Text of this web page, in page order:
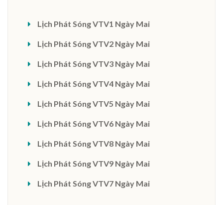
Lịch Phát Sóng VTV1 Ngày Mai
Lịch Phát Sóng VTV2 Ngày Mai
Lịch Phát Sóng VTV3 Ngày Mai
Lịch Phát Sóng VTV4 Ngày Mai
Lịch Phát Sóng VTV5 Ngày Mai
Lịch Phát Sóng VTV6 Ngày Mai
Lịch Phát Sóng VTV8 Ngày Mai
Lịch Phát Sóng VTV9 Ngày Mai
Lịch Phát Sóng VTV7 Ngày Mai